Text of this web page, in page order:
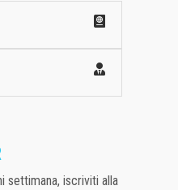
settimana, iscriviti alla